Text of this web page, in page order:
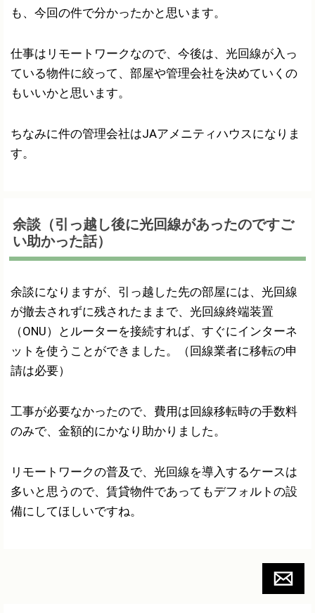
も、今回の件で分かったかと思います。
仕事はリモートワークなので、今後は、光回線が入っ
ている物件に絞って、部屋や管理会社を決めていくの
もいいかと思います。
ちなみに件の管理会社はJAアメニティハウスになりま
す。
余談（引っ越し後に光回線があったのですご
い助かった話）
余談になりますが、引っ越した先の部屋には、光回線
が撤去されずに残されたままで、光回線終端装置
（ONU）とルーターを接続すれば、すぐにインターネ
ットを使うことができました。（回線業者に移転の申
請は必要）
工事が必要なかったので、費用は回線移転時の手数料
のみで、金額的にかなり助かりました。
リモートワークの普及で、光回線を導入するケースは
多いと思うので、賃貸物件であってもデフォルトの設
備にしてほしいですね。